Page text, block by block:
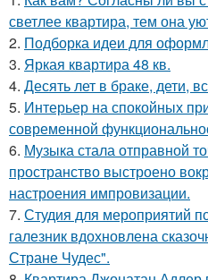
светлее квартира, тем она
2. Подборка идеи для
3. Яркая квартира 48 кв.
4. Десять лет в браке, дети,
5. Интерьер на спокойных
современной
6. Музыка стала отправной
пространство выстроено
настроения импровизации.
7. Студия для мероприятий
галезник вдохновлена
Стране Чудес".